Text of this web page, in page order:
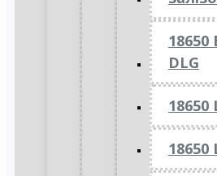
18650
DLG
18650